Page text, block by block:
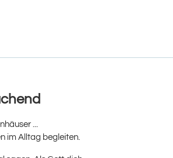
...
im Alltag begleiten.